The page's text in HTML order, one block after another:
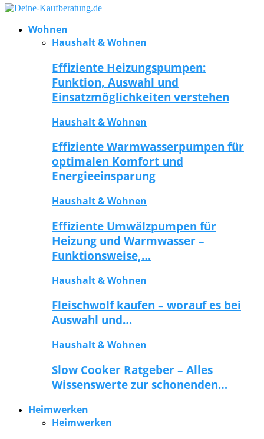
Wohnen
Haushalt & Wohnen
Effiziente Heizungspumpen:
Funktion, Auswahl und
Einsatzmöglichkeiten verstehen
Haushalt & Wohnen
Effiziente Warmwasserpumpen für
optimalen Komfort und
Energieeinsparung
Haushalt & Wohnen
Effiziente Umwälzpumpen für
Heizung und Warmwasser –
Funktionsweise,…
Haushalt & Wohnen
Fleischwolf kaufen – worauf es bei
Auswahl und…
Haushalt & Wohnen
Slow Cooker Ratgeber – Alles
Wissenswerte zur schonenden…
Heimwerken
Heimwerken